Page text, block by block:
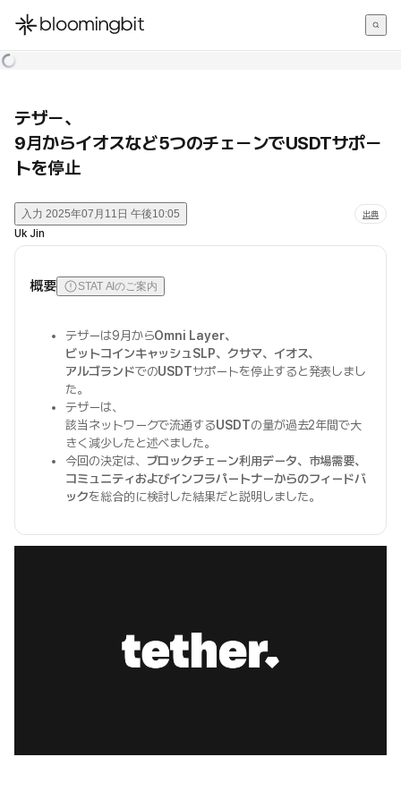
한국어
テザー、
9月からイオスなど5つのチェーンでUSDTサポー
トを停止
入力 2025年07月11日 午後10:05 出典
Uk Jin
概要 STAT AIのご案内
テザーは9月からOmni Layer、
ビットコインキャッシュSLP、クサマ、イオス、
アルゴランドでのUSDTサポートを停止すると発表しまし
た。
テザーは、
該当ネットワークで流通するUSDTの量が過去2年間で大
きく減少したと述べました。
今回の決定は、 ブロックチェーン利用データ、市場需要、
コミュニティおよびインフラパートナーからのフィードバ
ックを総合的に検討した結果だと説明しました。